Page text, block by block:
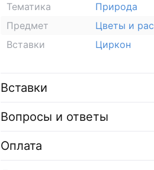
Тематика
Природа
Предмет
Цветы и
Вставки
Циркон
Вставки
Вопросы и ответы
Оплата